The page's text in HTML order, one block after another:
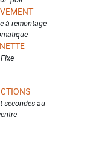
à remontage
Fixe
secondes au